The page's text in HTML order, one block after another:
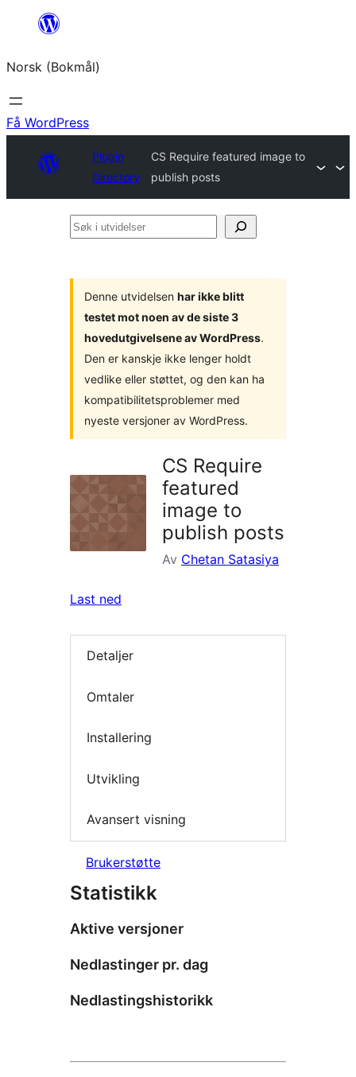
Hopp
innhold
Norsk (Bokmål)
Få WordPress
Plugin
Directory
CS Require featured image to
publish posts
Søk
Denne utvidelsen har ikke blitt
testet mot noen av de siste 3
hovedutgivelsene av WordPress.
Den er kanskje ikke lenger holdt
vedlike eller støttet, og den kan ha
kompatibilitetsproblemer med
nyeste versjoner av WordPress.
CS Require
featured
image to
publish posts
Av Chetan Satasiya
Last ned
Detaljer
Omtaler
Installering
Utvikling
Avansert visning
Brukerstøtte
Statistikk
Aktive versjoner
Nedlastinger pr. dag
Nedlastingshistorikk